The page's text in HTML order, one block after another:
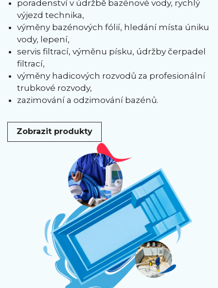
poradenství v údržbě bazénové vody, rychlý
výjezd technika,
výměny bazénových fólií, hledání místa úniku
vody, lepení,
servis filtrací, výměnu písku, údržby čerpadel
filtrací,
výměny hadicových rozvodů za profesionální
trubkové rozvody,
zazimování a odzimování bazénů.
Zobrazit produkty